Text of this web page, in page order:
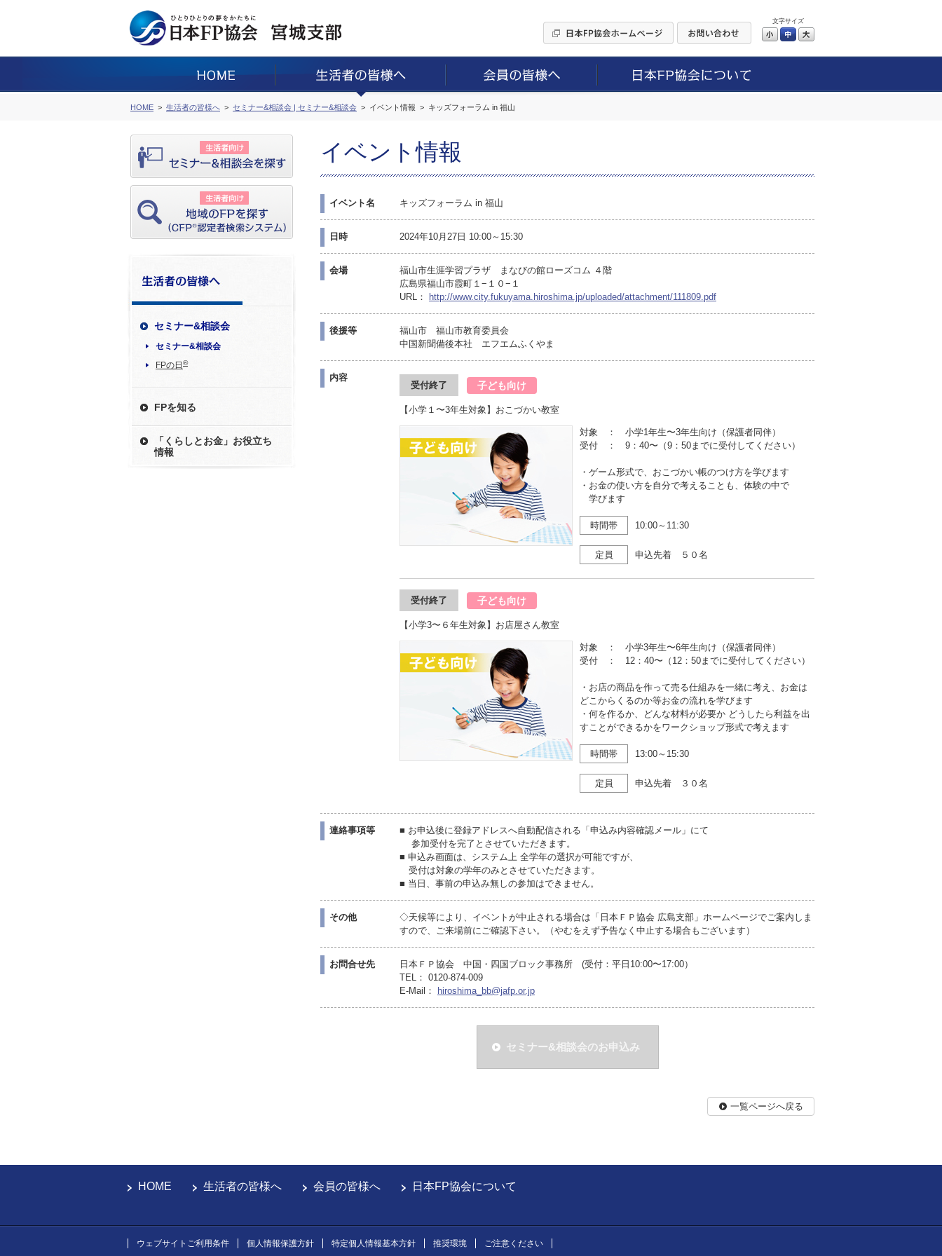
文字サイズ
小 中
HOME 生活者の皆様へ セミナー&相談会 | セミナー&相談会 イベント情報 キッズフォーラム in 福山
セミナー&相談会
セミナー&相談会
FPの日 ®
FPを知る
「くらしとお金」お役立ち
情報
イベント情報
イベント名 キッズフォーラム in 福山
日時 2024年10月27日 10:00～15:30
会場
福山市生涯学習プラザ まなびの館ローズコム ４階
広島県福山市霞町１−１０−１
URL：
http://www.city.fukuyama.hiroshima.jp/uploaded/attachment/111809.pdf
後援等
福山市 福山市教育委員会
中国新聞備後本社 エフエムふくやま
内容
受付終了 子ども向け
【小学１〜3年生対象】おこづかい教室
対象 ： 小学1年生〜3年生向け（保護者同伴）
受付 ： 9：40〜（9：50までに受付してください）
・ゲーム形式で、おこづかい帳のつけ方を学びます
・お金の使い方を自分で考えることも、体験の中で
学びます
時間帯 10:00～11:30
定員 申込先着 ５０名
受付終了 子ども向け
【小学3〜６年生対象】お店屋さん教室
対象 ： 小学3年生〜6年生向け（保護者同伴）
受付 ： 12：40〜（12：50までに受付してください）
・お店の商品を作って売る仕組みを一緒に考え、お金は
どこからくるのか等お金の流れを学びます
・何を作るか、どんな材料が必要か どうしたら利益を出
すことができるかをワークショップ形式で考えます
時間帯 13:00～15:30
定員 申込先着 ３０名
連絡事項等
■ お申込後に登録アドレスへ自動配信される「申込み内容確認メール」にて
参加受付を完了とさせていただきます。
■ 申込み画面は、システム上 全学年の選択が可能ですが、
受付は対象の学年のみとさせていただきます。
■ 当日、事前の申込み無しの参加はできません。
その他
◇天候等により、イベントが中止される場合は「日本ＦＰ協会 広島支部」ホームページでご案内しま
すので、ご来場前にご確認下さい。（やむをえず予告なく中止する場合もございます）
お問合せ先
日本ＦＰ協会 中国・四国ブロック事務所 (受付：平日10:00〜17:00）
TEL： 0120-874-009
E-Mail：
hiroshima_bb@jafp.or.jp
セミナー&相談会のお申込み
一覧ページへ戻る
HOME 生活者の皆様へ 会員の皆様へ 日本FP協会について
ウェブサイトご利用条件 個人情報保護方針 特定個人情報基本方針 推奨環境 ご注意ください